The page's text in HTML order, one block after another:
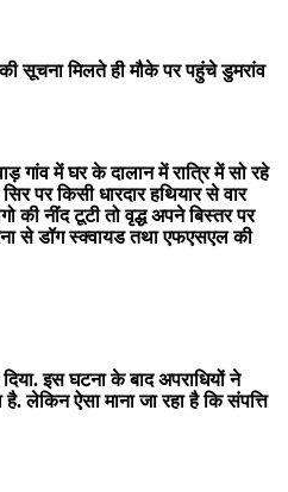
सूचना मिलते ही मौके पर पहुंचे डुमरांव
गांव में घर के दालान में रात्रि में सो रहे
पर किसी धारदार हथियार से वार
नींद टूटी तो वृद्ध अपने बिस्तर पर
से डॉग स्क्वायड तथा एफएसएल की
इस घटना के बाद अपराधियों ने
ऐसा माना जा रहा है कि संपत्ति